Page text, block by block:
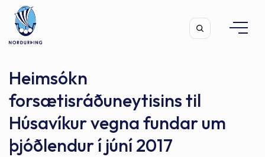
Leita
Heimsókn
forsætisráðuneytisins til
Húsavíkur vegna fundar um
þjóðlendur í júní 2017